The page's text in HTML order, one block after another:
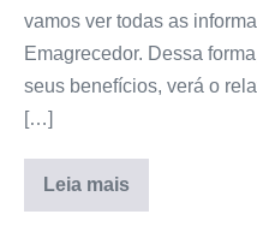
vamos ver todas as
Emagrecedor. Dessa
seus benefícios, verá o
[…]
Leia mais
Lipofin